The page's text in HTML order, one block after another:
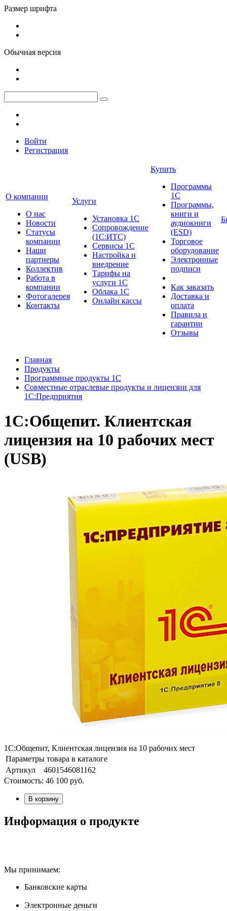
Размер шрифта
Обычная версия
Войти
Регистрация
О компании
О нас
Новости
Cтатусы
компании
Наши
партнеры
Коллектив
Работа в
компании
Фотогалерея
Контакты
Услуги
Установка 1С
Сопровождение
(1С:ИТС)
Сервисы 1С
Настройка и
внедрение
Тарифы на
услуги 1С
Облака 1С
Онлайн кассы
Купить
Программы
1С
Программы,
книги и
аудиокниги
(ESD)
Торговое
оборудование
Электронные
подписи
Как заказать
Доставка и
оплата
Правила и
гарантии
Отзывы
Главная
Продукты
Программные продукты 1С
Совместные отраслевые продукты и лицензии для
1С:Предприятия
1С:Общепит. Клиентская
лицензия на 10 рабочих мест
(USB)
1С:Общепит, Клиентская лицензия на 10 рабочих мест
Параметры товара в каталоге
Артикул
4601546081162
Стоимость: 46 100 руб.
В корзину
Информация о продукте
Мы принимаем:
Банковские карты
Электронные деньги